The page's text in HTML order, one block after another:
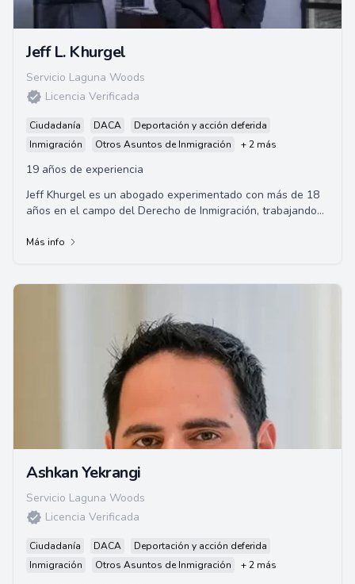
Jeff L. Khurgel
Servicio Laguna Woods
Licencia Verificada
Ciudadanía DACA
Deportación y acción deferida
Inmigración
Otros Asuntos de Inmigración + 2 más
19 años de experiencia
Jeff Khurgel es un abogado experimentado con más de 18
años en el campo del Derecho de Inmigración, trabajando
Más info
Ashkan Yekrangi
Servicio Laguna Woods
Licencia Verificada
Ciudadanía DACA
Deportación y acción deferida
Inmigración
Otros Asuntos de Inmigración + 2 más